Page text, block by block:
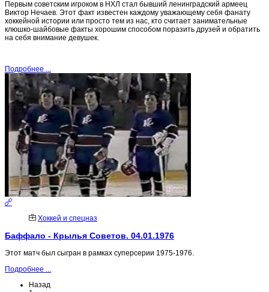
Первым советским игроком в НХЛ стал бывший ленинградский армеец
Виктор Нечаев. Этот факт известен каждому уважающему себя фанату
хоккейной истории или просто тем из нас, кто считает занимательные
клюшко-шайбовые факты хорошим способом поразить друзей и обратить
на себя внимание девушек.
Подробнее ...
Хоккей и спецназ
Баффало - Крылья Советов. 04.01.1976
Этот матч был сыгран в рамках суперсерии 1975-1976.
Подробнее ...
Назад